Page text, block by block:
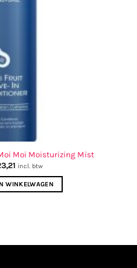
Moi Moisturizing Mist
Huidige
is:
€23,21.
incl. btw
WINKELWAGEN